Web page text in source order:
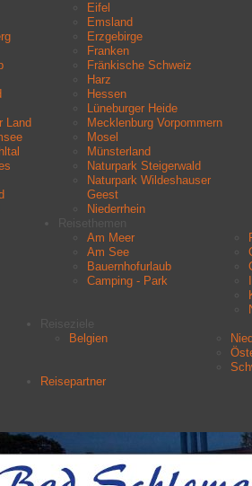
Land
Eifel
Emsland
Erzgebirge
Franken
Fränkische Schweiz
Harz
Hessen
Lüneburger Heide
Mecklenburg Vorpommern
Mosel
Münsterland
Naturpark Steigerwald
Naturpark Wildeshauser
Geest
Niederrhein
Am Meer
Am See
Bauernhofurlaub
Camping - Park
Belgien
Reisepartner
Urlaubsziele Bayern